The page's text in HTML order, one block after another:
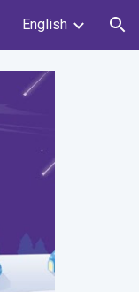
English